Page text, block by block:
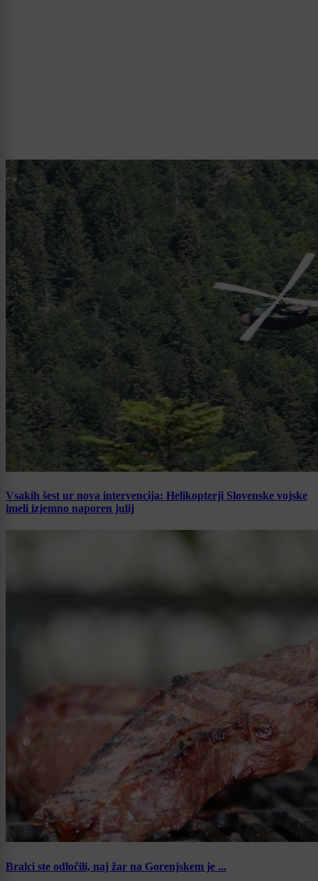
Vsakih šest ur nova intervencija: Helikopterji Slovenske vojske
imeli izjemno naporen julij
Bralci ste odločili, naj žar na Gorenjskem je ...